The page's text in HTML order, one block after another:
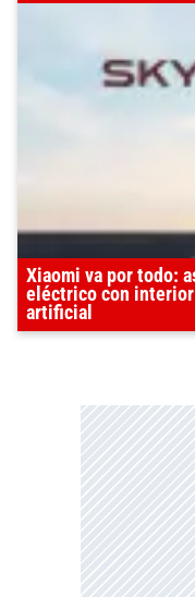
Xiaomi va por todo:
eléctrico con
artificial